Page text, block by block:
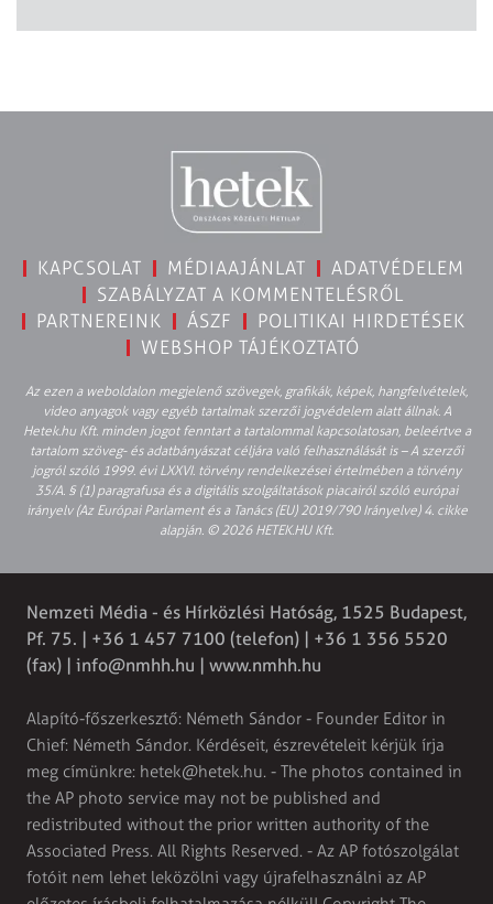
KAPCSOLAT MÉDIAAJÁNLAT
ADATVÉDELEM
SZABÁLYZAT A KOMMENTELÉSRŐL
PARTNEREINK
ÁSZF
POLITIKAI HIRDETÉSEK
WEBSHOP TÁJÉKOZTATÓ
Az ezen a weboldalon megjelenő szövegek, grafikák, képek, hangfelvételek,
video anyagok vagy egyéb tartalmak szerzői jogvédelem alatt állnak. A
Hetek.hu Kft. minden jogot fenntart a tartalommal kapcsolatosan, beleértve a
tartalom szöveg- és adatbányászat céljára való felhasználását is – A szerzői
jogról szóló 1999. évi LXXVI. törvény rendelkezései értelmében a törvény
35/A. § (1) paragrafusa és a digitális szolgáltatások piacairól szóló európai
irányelv (Az Európai Parlament és a Tanács (EU) 2019/790 Irányelve) 4. cikke
alapján. © 2026 HETEK.HU Kft.
Nemzeti Média - és Hírközlési Hatóság, 1525 Budapest,
Pf. 75. | +36 1 457 7100 (telefon) | +36 1 356 5520
(fax) | info@nmhh.hu | www.nmhh.hu
Alapító-főszerkesztő: Németh Sándor - Founder Editor in
Chief: Németh Sándor. Kérdéseit, észrevételeit kérjük írja
meg címünkre: hetek@hetek.hu. - The photos contained in
the AP photo service may not be published and
redistributed without the prior written authority of the
Associated Press. All Rights Reserved. - Az AP fotószolgálat
fotóit nem lehet leközölni vagy újrafelhasználni az AP